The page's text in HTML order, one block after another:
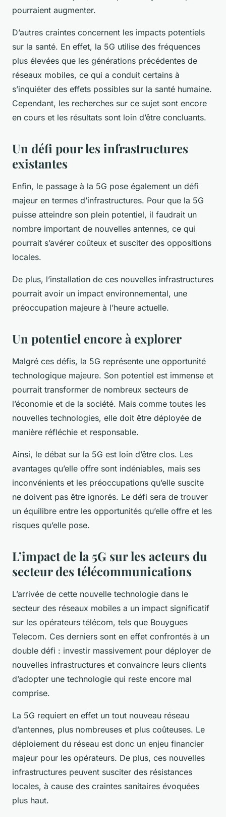
pourraient augmenter.
D’autres craintes concernent les impacts potentiels
sur la santé. En effet, la 5G utilise des fréquences
plus élevées que les générations précédentes de
réseaux mobiles, ce qui a conduit certains à
s’inquiéter des effets possibles sur la santé humaine.
Cependant, les recherches sur ce sujet sont encore
en cours et les résultats sont loin d’être concluants.
Un défi pour les infrastructures
existantes
Enfin, le passage à la 5G pose également un défi
majeur en termes d’infrastructures. Pour que la 5G
puisse atteindre son plein potentiel, il faudrait un
nombre important de nouvelles antennes, ce qui
pourrait s’avérer coûteux et susciter des oppositions
locales.
De plus, l’installation de ces nouvelles infrastructures
pourrait avoir un impact environnemental, une
préoccupation majeure à l’heure actuelle.
Un potentiel encore à explorer
Malgré ces défis, la 5G représente une opportunité
technologique majeure. Son potentiel est immense et
pourrait transformer de nombreux secteurs de
l’économie et de la société. Mais comme toutes les
nouvelles technologies, elle doit être déployée de
manière réfléchie et responsable.
Ainsi, le débat sur la 5G est loin d’être clos. Les
avantages qu’elle offre sont indéniables, mais ses
inconvénients et les préoccupations qu’elle suscite
ne doivent pas être ignorés. Le défi sera de trouver
un équilibre entre les opportunités qu’elle offre et les
risques qu’elle pose.
L’impact de la 5G sur les acteurs du
secteur des télécommunications
L’arrivée de cette nouvelle technologie dans le
secteur des réseaux mobiles a un impact significatif
sur les opérateurs télécom, tels que Bouygues
Telecom. Ces derniers sont en effet confrontés à un
double défi : investir massivement pour déployer de
nouvelles infrastructures et convaincre leurs clients
d’adopter une technologie qui reste encore mal
comprise.
La 5G requiert en effet un tout nouveau réseau
d’antennes, plus nombreuses et plus coûteuses. Le
déploiement du réseau est donc un enjeu financier
majeur pour les opérateurs. De plus, ces nouvelles
infrastructures peuvent susciter des résistances
locales, à cause des craintes sanitaires évoquées
plus haut.